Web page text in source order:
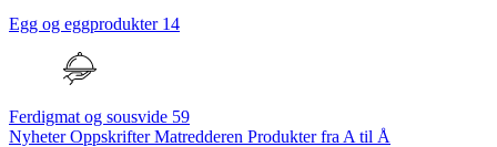
Egg og eggprodukter 14
Ferdigmat og sousvide 59
NyheterOppskrifterMatredderen Produkter fra A til Å